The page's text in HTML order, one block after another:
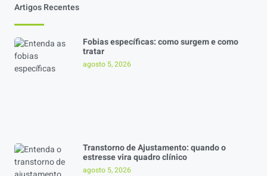
Artigos Recentes
Fobias específicas: como surgem e como
tratar
agosto 5, 2026
Transtorno de Ajustamento: quando o
estresse vira quadro clínico
agosto 5, 2026